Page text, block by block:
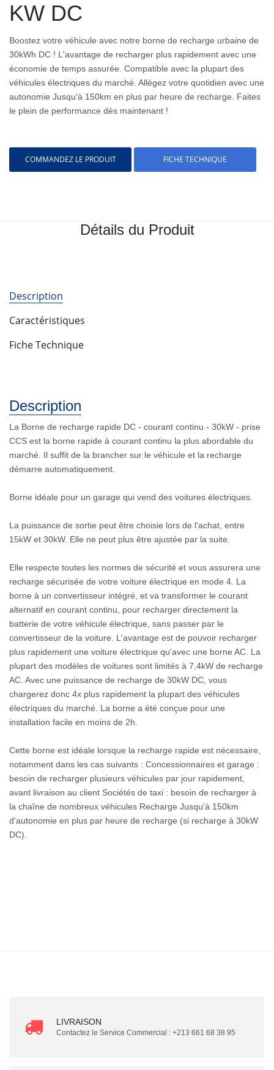
KW DC
Boostez votre véhicule avec notre borne de recharge urbaine de
30kWh DC ! L'avantage de recharger plus rapidement avec une
économie de temps assurée. Compatible avec la plupart des
véhicules électriques du marché. Allégez votre quotidien avec une
autonomie Jusqu'à 150km en plus par heure de recharge. Faites
le plein de performance dès maintenant !
COMMANDEZ LE PRODUIT FICHE TECHNIQUE
Détails du Produit
Description
Caractéristiques
Fiche Technique
Description
La Borne de recharge rapide DC - courant continu - 30kW - prise
CCS est la borne rapide à courant continu la plus abordable du
marché. Il suffit de la brancher sur le véhicule et la recharge
démarre automatiquement.
Borne idéale pour un garage qui vend des voitures électriques.
La puissance de sortie peut être choisie lors de l'achat, entre
15kW et 30kW. Elle ne peut plus être ajustée par la suite.
Elle respecte toutes les normes de sécurité et vous assurera une
recharge sécurisée de votre voiture électrique en mode 4. La
borne à un convertisseur intégré, et va transformer le courant
alternatif en courant continu, pour recharger directement la
batterie de votre véhicule électrique, sans passer par le
convertisseur de la voiture. L'avantage est de pouvoir recharger
plus rapidement une voiture électrique qu'avec une borne AC. La
plupart des modèles de voitures sont limités à 7,4kW de recharge
AC. Avec une puissance de recharge de 30kW DC, vous
chargerez donc 4x plus rapidement la plupart des véhicules
électriques du marché. La borne a été conçue pour une
installation facile en moins de 2h.
Cette borne est idéale lorsque la recharge rapide est nécessaire,
notamment dans les cas suivants : Concessionnaires et garage :
besoin de recharger plusieurs véhicules par jour rapidement,
avant livraison au client Sociétés de taxi : besoin de recharger à
la chaîne de nombreux véhicules Recharge Jusqu'à 150km
d'autonomie en plus par heure de recharge (si recharge à 30kW
DC).
LIVRAISON
Contactez le Service Commercial : +213 661 68 38 95